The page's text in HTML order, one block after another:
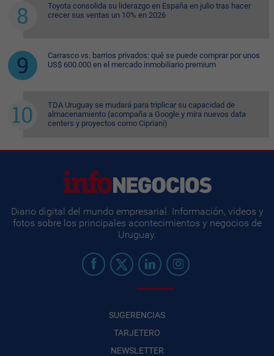
Toyota consolida su liderazgo en España en julio tras hacer
crecer sus ventas un 10% en 2026
Carrasco vs. barrios privados: qué se puede comprar por unos
US$ 600.000 en el mercado inmobiliario premium
TDA Uruguay se mudará para triplicar su capacidad de
almacenamiento (acompaña a Google y mira nuevos data
centers y proyectos como Cipriani)
Diario digital del mundo empresarial. Información, videos y
fotos sobre los principales acontecimientos y negocios de
Uruguay.
SUGERENCIAS
TARJETERO
NEWSLETTER